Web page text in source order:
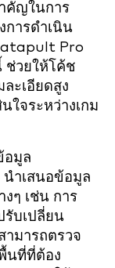
คัญในการ
การดำเนิน
Pro
ช่วยให้โค้ช
ะเอียดสูง
ใจระหว่างเกม
อมูล
ำเสนอข้อมูล
งๆ เช่น การ
รับเปลี่ยน
มารถตรวจ
นที่ที่ต้อง